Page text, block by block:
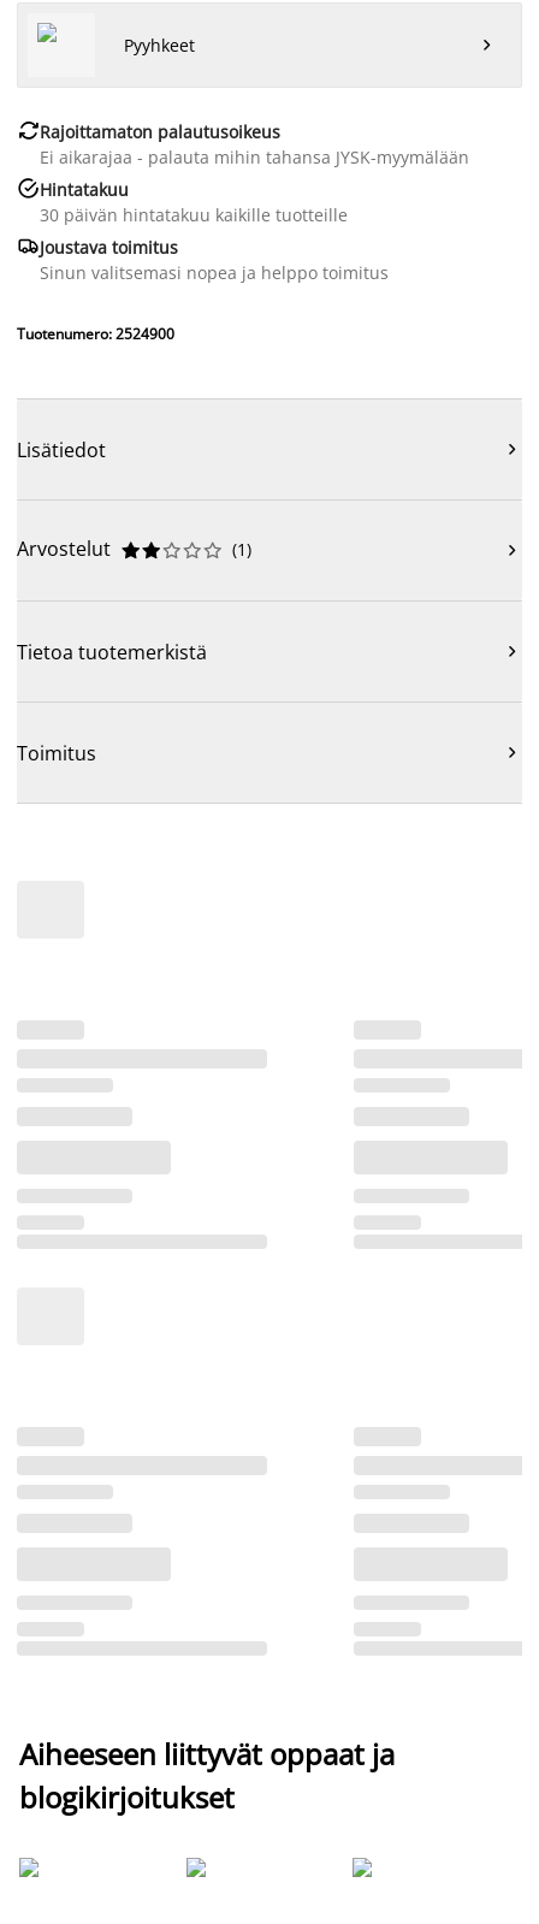
Pyyhkeet 
Rajoittamaton palautusoikeus
Ei aikarajaa - palauta mihin tahansa JYSK-myymälään
Hintatakuu
30 päivän hintatakuu kaikille tuotteille
Joustava toimitus
Sinun valitsemasi nopea ja helppo toimitus
Tuotenumero: 2524900
Lisätiedot 
Arvostelut 




 (1) 
Tietoa tuotemerkistä 
Toimitus 
Aiheeseen liittyvät oppaat ja
blogikirjoitukset